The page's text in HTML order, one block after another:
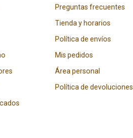
Preguntas frecuentes
Tienda y horarios
Política de envíos
Mis pedidos
Área personal
Política de devoluciones